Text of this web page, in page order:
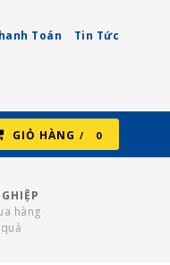
Toán Tin Tức
GIỎ HÀNG 0
hàng